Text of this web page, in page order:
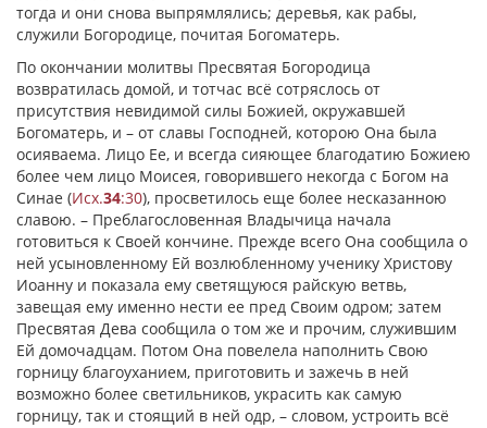
тогда и они снова выпрямлялись; деревья, как рабы,
служили Богородице, почитая Богоматерь.
По окончании молитвы Пресвятая Богородица
возвратилась домой, и тотчас всё сотряслось от
присутствия невидимой силы Божией, окружавшей
Богоматерь, и – от славы Господней, которою Она была
осияваема. Лицо Ее, и всегда сияющее благодатию Божиею
более чем лицо Моисея, говорившего некогда с Богом на
Синае (Исх.34:30), просветилось еще более несказанною
славою. – Преблагословенная Владычица начала
готовиться к Своей кончине. Прежде всего Она сообщила о
ней усыновленному Ей возлюбленному ученику Христову
Иоанну и показала ему светящуюся райскую ветвь,
завещая ему именно нести ее пред Своим одром; затем
Пресвятая Дева сообщила о том же и прочим, служившим
Ей домочадцам. Потом Она повелела наполнить Свою
горницу благоуханием, приготовить и зажечь в ней
возможно более светильников, украсить как самую
горницу, так и стоящий в ней одр, – словом, устроить всё